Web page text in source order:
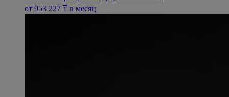
oт 953 227 ₸ в месяц